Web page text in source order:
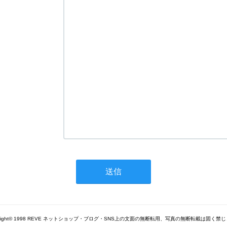
1998 REVE ネットショップ・ブログ・SNS上の文面の無断転用、写真の無断転載は固く禁じ